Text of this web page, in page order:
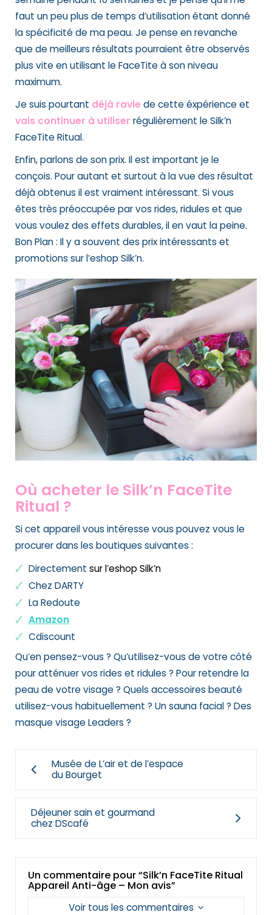
faut un peu plus de temps d’utilisation étant donné
la spécificité de ma peau. Je pense en revanche
que de meilleurs résultats pourraient être observés
plus vite en utilisant le FaceTite à son niveau
maximum.
Je suis pourtant déjà ravie de cette éxpérience et
vais continuer à utiliser régulièrement le Silk’n
FaceTite Ritual.
Enfin, parlons de son prix. Il est important je le
conçois. Pour autant et surtout à la vue des résultat
déjà obtenus il est vraiment intéressant. Si vous
êtes très préoccupée par vos rides, ridules et que
vous voulez des effets durables, il en vaut la peine.
Bon Plan : Il y a souvent des prix intéressants et
promotions sur l’eshop Silk’n.
Où acheter le Silk’n FaceTite
Ritual ?
Si cet appareil vous intéresse vous pouvez vous le
procurer dans les boutiques suivantes :
Directement sur l’eshop Silk’n
Chez DARTY
La Redoute
Amazon
Cdiscount
Qu’en pensez-vous ? Qu’utilisez-vous de votre côté
pour atténuer vos rides et ridules ? Pour retendre la
peau de votre visage ? Quels accessoires beauté
utilisez-vous habituellement ? Unsauna facial? Des
masque visage Leaders ?
Musée de L’air et de l’espace
du Bourget
Déjeuner sain et gourmand
chez DScafé
Un commentaire pour “Silk’n FaceTite Ritual
Appareil Anti-âge – Mon avis”
Voir tous les commentaires